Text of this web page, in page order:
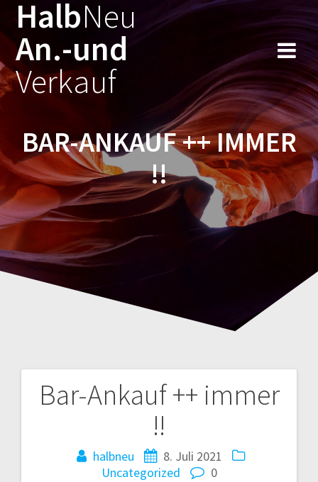
Zum
Inhalt
HalbNeu
An.-und
Verkauf
BAR-ANKAUF ++ IMMER
!!
Bar-Ankauf ++ immer
!!
halbneu
8. Juli 2021
Uncategorized
0